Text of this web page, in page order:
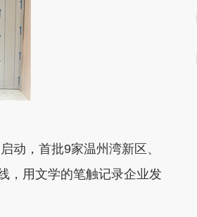
，首批9家温州湾新区、
，用文学的笔触记录企业发